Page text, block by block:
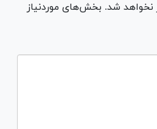
نخواهد شد. بخش‌های موردنیاز